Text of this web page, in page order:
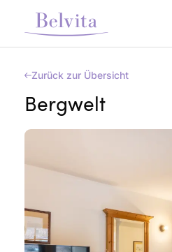
Zurück zur Übersicht
Bergwelt